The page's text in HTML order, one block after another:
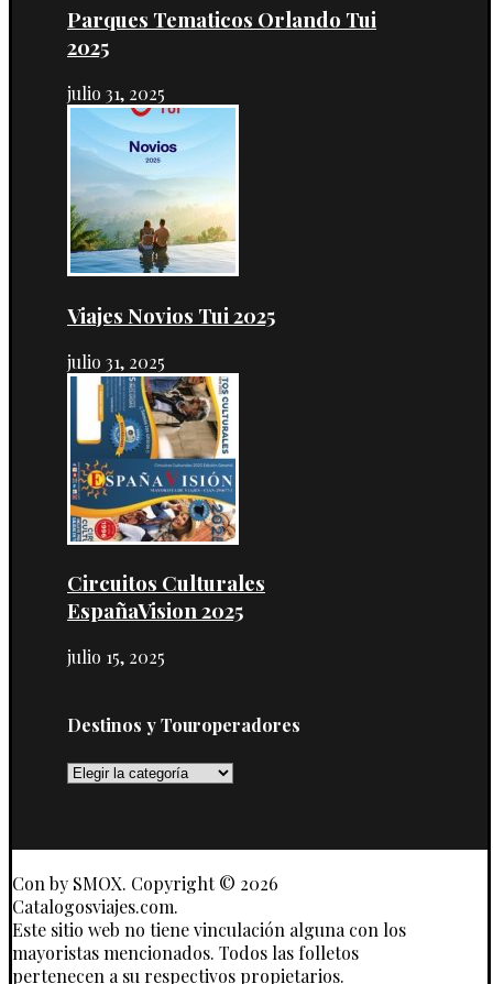
Parques Tematicos Orlando Tui
2025
julio 31, 2025
Viajes Novios Tui 2025
julio 31, 2025
Circuitos Culturales
EspañaVision 2025
julio 15, 2025
Destinos y Touroperadores
Destinos
Conby SMOX. Copyright © 2026
Catalogosviajes.com.
Este sitio web no tiene vinculación alguna con los
mayoristas mencionados. Todos las folletos
pertenecen a su respectivos propietarios.